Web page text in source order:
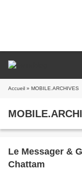
Accueil » MOBILE.ARCHIVES
Le Messager &
Chattam